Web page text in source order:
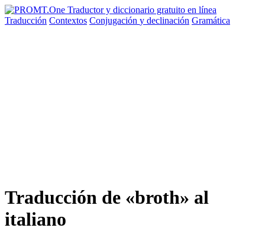
Traducción Contextos Conjugación y declinación Gramática
Traducción de «broth» al
italiano